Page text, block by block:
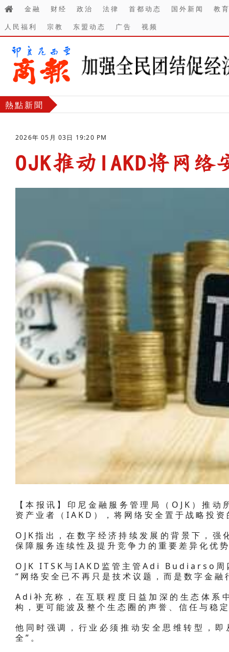
金融 财经 政治 法律 首都动态 国外新闻
教
人民福利
宗教 东盟动态 广告 视频
熱點新聞
2026年 05月 03日 19:20 PM
OJK推动IAKD将网
【本报讯】印尼金融服务管理局（OJK）推
资产业者（IAKD），将网络安全置于战略投
OJK指出，在数字经济持续发展的背景下，
保障服务连续性及提升竞争力的重要差异化优
OJK ITSK与IAKD监管主管Adi Budiarso周
“网络安全已不再只是技术议题，而是数字金
Adi补充称，在互联程度日益加深的生态体系
构，更可能波及整个生态圈的声誉、信任与稳
他同时强调，行业必须推动安全思维转型，
全”。